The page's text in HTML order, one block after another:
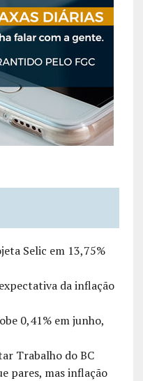
Selic em 13,75%
da inflação
0,41% em junho,
Trabalho do BC
pares, mas inflação